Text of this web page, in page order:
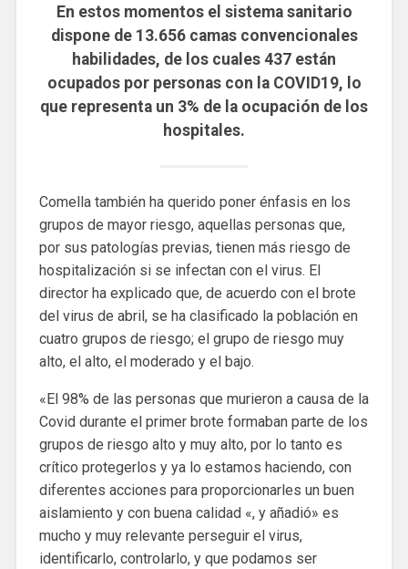
En estos momentos el sistema sanitario
dispone de 13.656 camas convencionales
habilidades, de los cuales 437 están
ocupados por personas con la COVID19, lo
que representa un 3% de la ocupación de los
hospitales.
Comella también ha querido poner énfasis en los
grupos de mayor riesgo, aquellas personas que,
por sus patologías previas, tienen más riesgo de
hospitalización si se infectan con el virus. El
director ha explicado que, de acuerdo con el brote
del virus de abril, se ha clasificado la población en
cuatro grupos de riesgo; el grupo de riesgo muy
alto, el alto, el moderado y el bajo.
«El 98% de las personas que murieron a causa de la
Covid durante el primer brote formaban parte de los
grupos de riesgo alto y muy alto, por lo tanto es
crítico protegerlos y ya lo estamos haciendo, con
diferentes acciones para proporcionarles un buen
aislamiento y con buena calidad «, y añadió» es
mucho y muy relevante perseguir el virus,
identificarlo, controlarlo, y que podamos ser